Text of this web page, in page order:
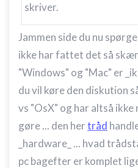
skriver.
Jammen side du nu
ikke har fattet det så
"Windows" og "Mac" er
du vil køre den diskution
vs "OsX" og har altså
gøre ... den hertråd
_hardware_ ... hvad
pc bagefter er komplet